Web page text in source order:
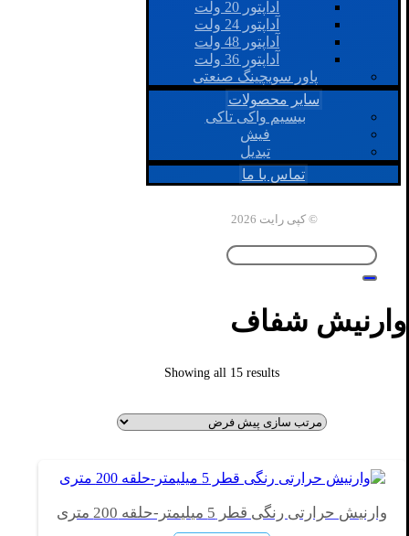
آداپتور 20 ولت
آداپتور 24 ولت
آداپتور 48 ولت
آداپتور 36 ولت
پاور سویچینگ صنعتی
سایر محصولات
بیسیم واکی تاکی
فیش
تبدیل
تماس با ما
© کپی رایت 2026
وارنیش شفاف
Showing all 15 results
وارنیش حرارتی رنگی قطر 5 میلیمتر-حلقه 200 متری